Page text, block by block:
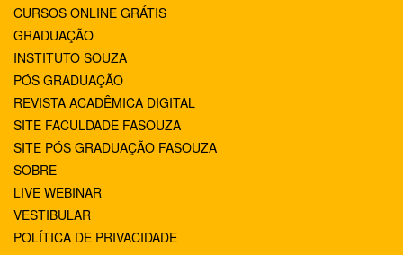
CURSOS ONLINE GRÁTIS
GRADUAÇÃO
INSTITUTO SOUZA
PÓS GRADUAÇÃO
REVISTA ACADÊMICA DIGITAL
SITE FACULDADE FASOUZA
SITE PÓS GRADUAÇÃO FASOUZA
SOBRE
LIVE WEBINAR
VESTIBULAR
POLÍTICA DE PRIVACIDADE